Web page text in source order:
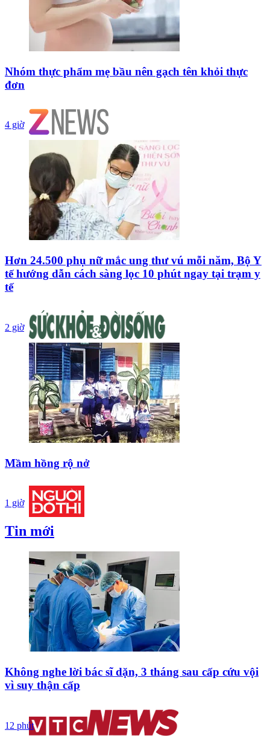
Nhóm thực phẩm mẹ bầu nên gạch tên khỏi thực
đơn
4 giờ
Hơn 24.500 phụ nữ mắc ung thư vú mỗi năm, Bộ Y
tế hướng dẫn cách sàng lọc 10 phút ngay tại trạm y
tế
2 giờ
Mầm hồng rộ nở
1 giờ
Tin mới
Không nghe lời bác sĩ dặn, 3 tháng sau cấp cứu vội
vì suy thận cấp
12 phút